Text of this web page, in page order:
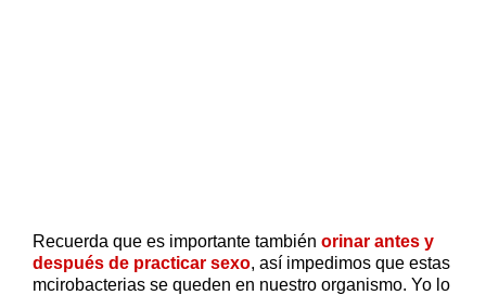
Recuerda que es importante también orinar antes y
después de practicar sexo, así impedimos que estas
mcirobacterias se queden en nuestro organismo. Yo lo